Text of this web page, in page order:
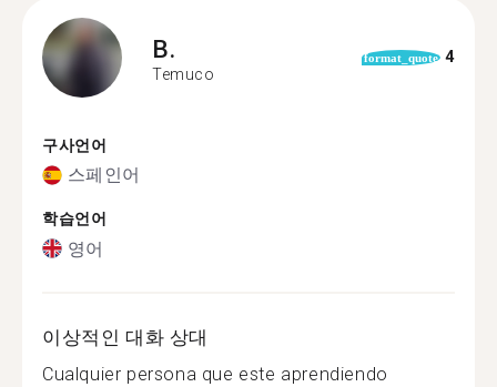
B.
Temuco
format_quote 4
구사언어
스페인어
학습언어
영어
이상적인 대화 상대
Cualquier persona que este aprendiendo